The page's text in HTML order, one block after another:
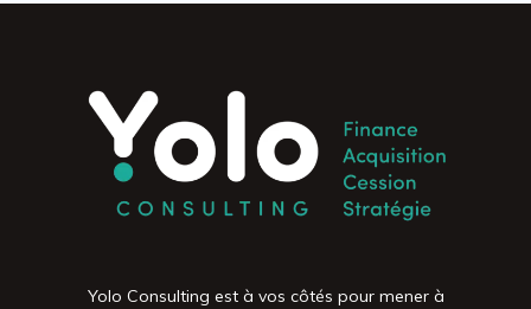
Yolo Consulting est à vos côtés pour mener à